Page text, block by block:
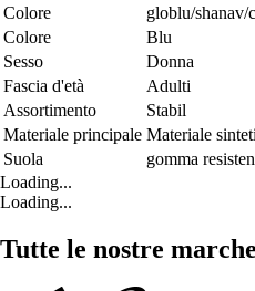
Colore
globlu/shanav/
Colore
Blu
Sesso
Donna
Fascia d'età
Adulti
Assortimento
Stabil
Materiale principale Materiale
Suola
gomma
Loading...
Loading...
Tutte le nostre marche